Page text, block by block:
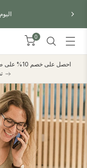
تسوق مراتب Heveya® اليوم
0
احصل
BUNDLE. تطبق الشروط